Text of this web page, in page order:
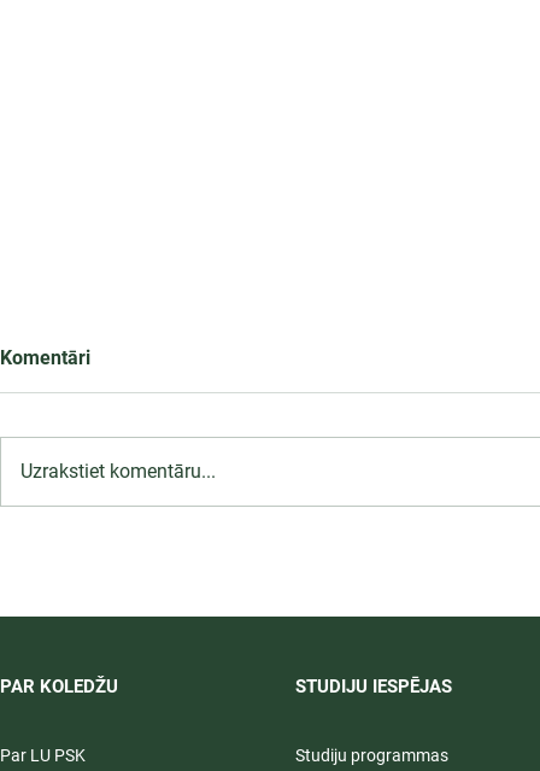
Komentāri
Uzrakstiet komentāru...
PAR KOLEDŽU
Par LU PSK
STUDIJU IESPĒJAS
Studiju programmas